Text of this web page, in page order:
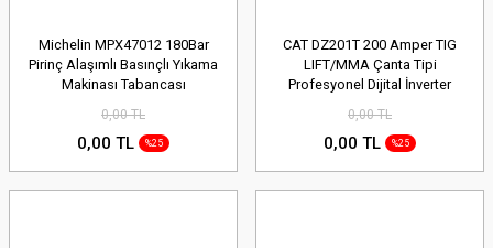
Michelin MPX47012 180Bar
Pirinç Alaşımlı Basınçlı Yıkama
Makinası Tabancası
0,00 TL
0,00 TL %25
CAT DZ201T 200 Amper TIG
LIFT/MMA Çanta Tipi
Profesyonel Dijital İnverter
Avuç Taşlama
0,00 TL
0,00 TL %25